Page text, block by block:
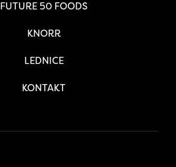
FUTURE 50 FOODS
KNORR
LEDNICE
KONTAKT